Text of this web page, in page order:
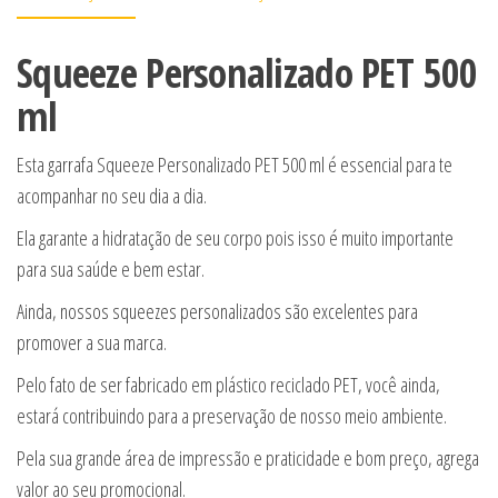
Squeeze Personalizado PET 500
ml
Esta garrafa Squeeze Personalizado PET 500 ml é essencial para te
acompanhar no seu dia a dia.
Ela garante a hidratação de seu corpo pois isso é muito importante
para sua saúde e bem estar.
Ainda, nossos squeezes personalizados são excelentes para
promover a sua marca.
Pelo fato de ser fabricado em plástico reciclado PET, você ainda,
estará contribuindo para a preservação de nosso meio ambiente.
Pela sua grande área de impressão e praticidade e bom preço, agrega
valor ao seu promocional.